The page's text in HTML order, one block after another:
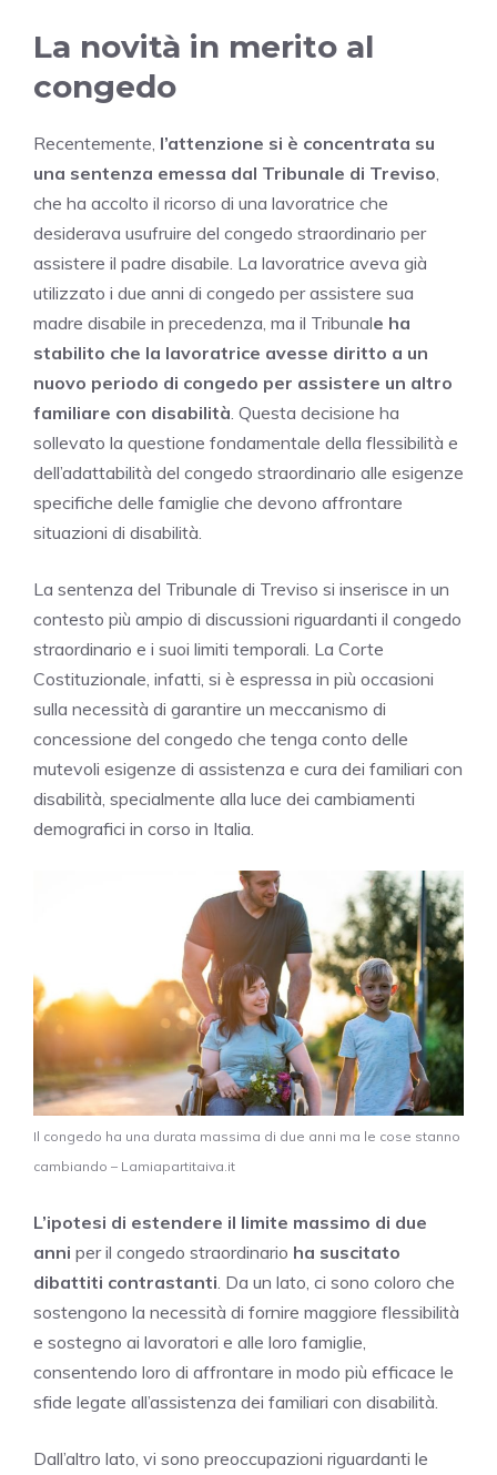
La novità in merito al
congedo
Recentemente, l’attenzione si è concentrata su
una sentenza emessa dal Tribunale di Treviso,
che ha accolto il ricorso di una lavoratrice che
desiderava usufruire del congedo straordinario per
assistere il padre disabile. La lavoratrice aveva già
utilizzato i due anni di congedo per assistere sua
madre disabile in precedenza, ma il Tribunale ha
stabilito che la lavoratrice avesse diritto a un
nuovo periodo di congedo per assistere un altro
familiare con disabilità. Questa decisione ha
sollevato la questione fondamentale della flessibilità e
dell’adattabilità del congedo straordinario alle esigenze
specifiche delle famiglie che devono affrontare
situazioni di disabilità.
La sentenza del Tribunale di Treviso si inserisce in un
contesto più ampio di discussioni riguardanti il congedo
straordinario e i suoi limiti temporali. La Corte
Costituzionale, infatti, si è espressa in più occasioni
sulla necessità di garantire un meccanismo di
concessione del congedo che tenga conto delle
mutevoli esigenze di assistenza e cura dei familiari con
disabilità, specialmente alla luce dei cambiamenti
demografici in corso in Italia.
Il congedo ha una durata massima di due anni ma le cose stanno
cambiando – Lamiapartitaiva.it
L’ipotesi di estendere il limite massimo di due
anni per il congedo straordinario ha suscitato
dibattiti contrastanti . Da un lato, ci sono coloro che
sostengono la necessità di fornire maggiore flessibilità
e sostegno ai lavoratori e alle loro famiglie,
consentendo loro di affrontare in modo più efficace le
sfide legate all’assistenza dei familiari con disabilità.
Dall’altro lato, vi sono preoccupazioni riguardanti le